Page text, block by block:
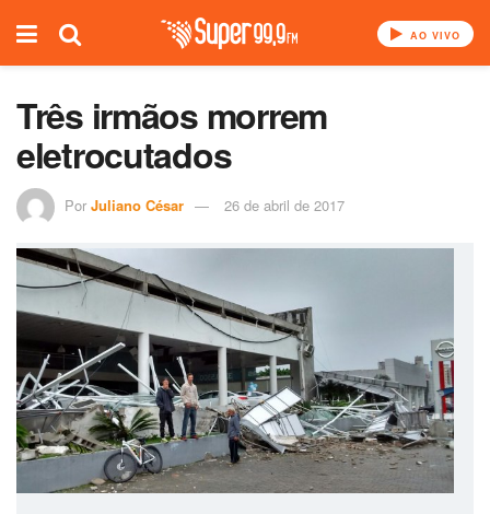
AO VIVO
Três irmãos morrem
eletrocutados
Por Juliano César 26 de abril de 2017